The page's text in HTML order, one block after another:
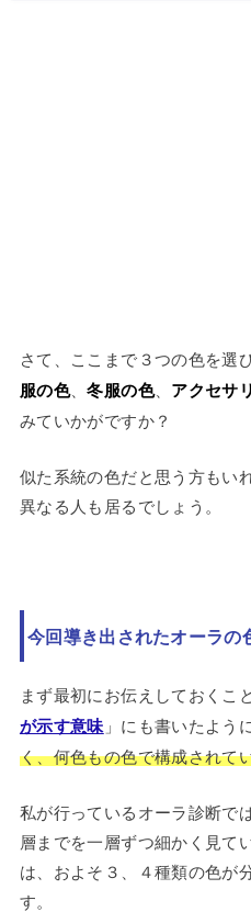
さて、ここまで３つの色を選
服の色、冬服の色、 アクセサ
みていかがですか？
似た系統の色だと思う方もい
異なる人も居るでしょう。
今回導き出されたオーラの
まず最初にお伝えしておくこ
が示す意味 」にも書いたように
く、何色もの色で構成されて
私が行っているオーラ診断で
層までを一層ずつ細かく見て
は、およそ３、４種類の色が
す。